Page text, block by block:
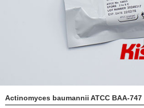
Actinomyces baumannii ATCC BAA-747